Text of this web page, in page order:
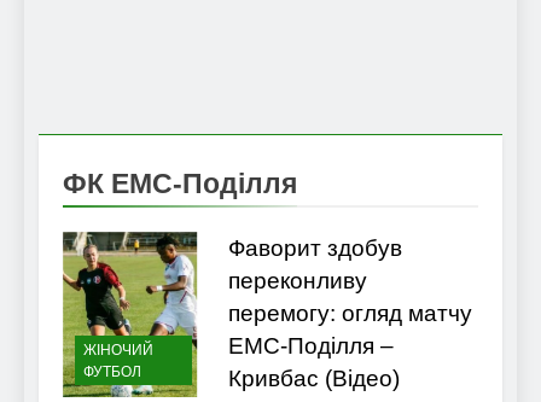
ФК ЕМС-Поділля
ЖІНОЧИЙ
ФУТБОЛ
Фаворит здобув
переконливу
перемогу: огляд матчу
ЕМС-Поділля –
Кривбас (Відео)